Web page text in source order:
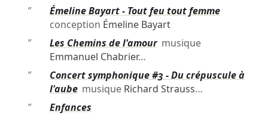
″
Émeline Bayart - Tout feu tout femme
conception Émeline Bayart
″
Les Chemins de l'amourmusique
Emmanuel Chabrier…
″
Concert symphonique #3 - Du crépuscule à
l'aubemusique Richard Strauss…
″
Enfances